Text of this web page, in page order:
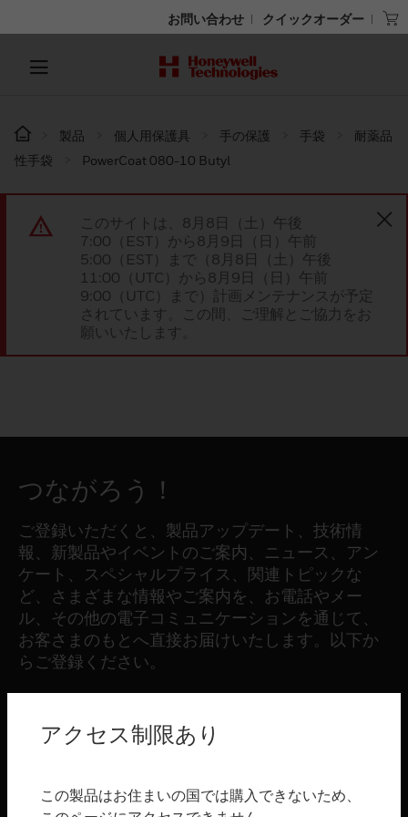
お問い合わせ クイックオーダー
製品 個人用保護具 手の保護 手袋
耐薬品
性手袋
PowerCoat 080-10 Butyl
このサイトは、8月8日（土）午後
7:00（EST）から8月9日（日）午前
5:00（EST）まで（8月8日（土）午後
11:00（UTC）から8月9日（日）午前
9:00（UTC）まで）計画メンテナンスが予定
されています。この間、ご理解とご協力をお
願いいたします。
つながろう！
ご登録いただくと、製品アップデート、技術情
報、新製品やイベントのご案内、ニュース、アン
ケート、スペシャルプライス、関連トピックな
ど、さまざまな情報やご案内を、お電話やメー
ル、その他の電子コミュニケーションを通じて、
お客さまのもとへ直接お届けいたします。以下か
らご登録ください。
toggle view
アクセス制限あり
この製品はお住まいの国では購入できないため、